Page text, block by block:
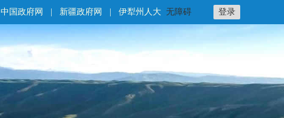
登录
无障碍
中国政府网 新疆政府网 伊犁州人大